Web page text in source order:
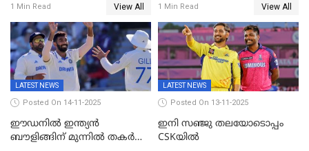
പ്രോട്ടീസ്
1 Min Read View All 1 Min Read View All
LATEST NEWS
Posted On 14-11-2025
ഈഡനിൽ ഇന്ത്യൻ
ബൗളിങ്ങിന് മുന്നിൽ തകർന്ന്
LATEST NEWS
Posted On 13-11-2025
ഇനി സഞ്ജു തലയോടൊപ്പം
CSKയിൽ